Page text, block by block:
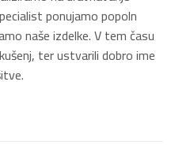
ponujamo popoln
naše izdelke. V tem času
ter ustvarili dobro ime